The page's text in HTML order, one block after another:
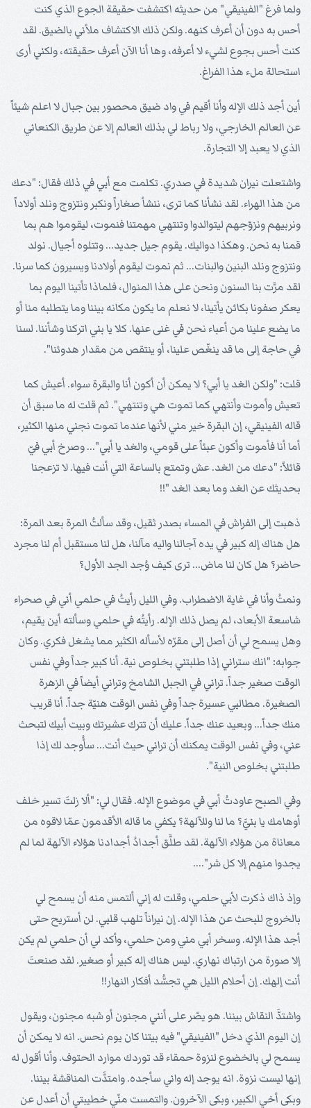
ولما فرغ "الفينيقي" من حديثه اكتشفت حقيقة الجوع الذي كنت
أحس به دون أن أعرف كنهه. ولكن ذلك الاكتشاف ملأني بالضيق. لقد
كنت أحس بجوع لشيء لا أعرفه، وها أنا الآن أعرف حقيقته، ولكني أرى
استحالة ملء هذا الفراغ.
أين أجد ذلك الإله وأنا أقيم في واد ضيق محصور بين جبال لا اعلم شيئاً
عن العالم الخارجي، ولا رباط لي بذلك العالم إلا عن طريق الكنعاني
الذي لا يعبد إلا التجارة.
واشتعلت نيران شديدة في صدري. تكلمت مع أبي في ذلك فقال: "دعك
من هذا الهراء. لقد نشأنا كما ترى، ننشأ صغاراً ونكبر ونتزوج ونلد أولاداً
ونربيهم ونزوّجهم ليتوالدوا وتنتهي مهمتنا فنموت، ليقوموا هم بما
قمنا به نحن. وهكذا دواليك. يقوم جيل جديد... وتتلوه أجيال. نولد
ونتزوج ونلد البنين والبنات... ثم نموت ليقوم أولادنا ويسيرون كما سرنا.
لقد مرَّت بنا السنون ونحن على هذا المنوال، فلماذا تأتينا اليوم بما
يعكر صفونا بكائن يأتينا، لا نعلم ما يكون مكانه بيننا وما يتطلبه منا أو
ما يضع علينا من أعباء نحن في غنى عنها. كلا يا بني اتركنا وشأننا. لسنا
في حاجة إلى ما قد ينغّص علينا، أو ينتقص من مقدار هدوئنا".
قلت: "ولكن الغد يا أبي؟ لا يمكن أن أكون أنا والبقرة سواء. أعيش كما
تعيش وأموت وأنتهي كما تموت هي وتنتهي". ثم قلت له ما سبق أن
قاله الفينيقي، إن البقرة خير مني لأنها عندما تموت نجني منها الكثير،
أما أنا فأموت وأكون عبئاً على قومي، والغد يا أبي"... وصرخ أبي فيّ
قائلاً: "دعك من الغد. عش وتمتع بالساعة التي أنت فيها. لا تزعجنا
بحديثك عن الغد وما بعد الغد "!!
ذهبت إلى الفراش في المساء بصدر ثقيل، وقد سألتُ المرة بعد المرة:
هل هناك إله كبير في يده آجالنا واليه مآلنا، هل لنا مستقبل أم لنا مجرد
حاضر؟ هل كان لنا ماض... ترى كيف وُجد الجد الأول؟
ونمتُ وأنا في غاية الاضطراب. وفي الليل رأيتُ في حلمي أني في صحراء
شاسعة الأبعاد، لم يصل ذلك الإله. رأيتُه في حلمي وسألته أين يقيم،
وهل يسمح لي أن أصل إلى مقرّه لأسأله الكثير مما يشغل فكري. وكان
جوابه: "انك ستراني إذا طلبتني بخلوص نية. أنا كبير جداً وفي نفس
الوقت صغير جداً. تراني في الجبل الشامخ وتراني أيضاً في الزهرة
الصغيرة. مطالبي عسيرة جداً وفي نفس الوقت هنيّة جداً. أنا قريب
منك جداً... وبعيد عنك جداً. عليك أن تترك عشيرتك وبيت أبيك لتبحث
عني، وفي نفس الوقت يمكنك أن تراني حيث أنت... سأُوجد لك إذا
طلبتني بخلوص النية".
وفي الصبح عاودتُ أبي في موضوع الإله. فقال لي: "ألا زلتَ تسير خلف
أوهامك يا بنيَّ؟ ما لنا وللآلهة؟ يكفي ما قاله الأقدمون عمّا لاقوه من
معاناة من هؤلاء الآلهة. لقد طلَّق أجدادُ أجدادنا هؤلاء الآلهة لما لم
يجدوا منهم إلا كل شر"....
وإذ ذاك ذكرت لأبي حلمي، وقلت له إني ألتمس منه أن يسمح لي
بالخروج للبحث عن هذا الإله. إن نيراناً تلهب قلبي. لن أستريح حتى
أجد هذا الإله. وسخر أبي مني ومن حلمي، وأكد لي أن حلمي لم يكن
إلا صورة من ارتباك نهاري. ليس هناك إله كبير أو صغير. لقد صنعتَ
أنت إلهك. إن أحلام الليل هي تجسُّد أفكار النهار!!
واشتدَّ النقاش بيننا. هو يصّر على أنني مجنون أو شبه مجنون، ويقول
إن اليوم الذي دخل "الفينيقي" فيه بيتنا كان يوم نحس. انه لا يمكن أن
يسمح لي بالخضوع لنزوة حمقاء قد توردك موارد الحتوف. وأنا أقول له
إنها ليست نزوة. انه يوجد إله واني سأجده. وامتدَّت المناقشة بيننا.
وبكى أخي الكبير، وبكى الآخرون. والتمست منّي خطيبتي أن أعدل عن